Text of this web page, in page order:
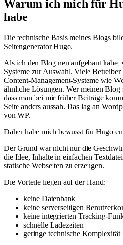
Warum ich mich für
habe
Die technische Basis meines Blogs
Seitengenerator Hugo.
Als ich den Blog neu aufgebaut habe,
Systeme zur Auswahl. Viele Betreiber
Content-Management-Systeme wie
ähnliche Lösungen. Wer meinen
dass man bei mir früher Beiträge
Seite anders aussah. Das lag an
von WP.
Daher habe mich bewusst für Hugo
Der Grund war nicht nur die
die Idee, Inhalte in einfachen
statische Webseiten zu erzeugen.
Die Vorteile liegen auf der Hand:
keine Datenbank
keine serverseitigen
keine integrierten Tracking-
schnelle Ladezeiten
geringe technische Komplexität